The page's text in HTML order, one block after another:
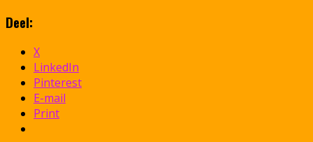
Deel:
X
LinkedIn
Pinterest
E-mail
Print